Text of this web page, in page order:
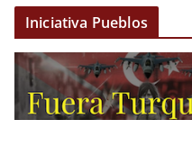
Iniciativa Pueblos